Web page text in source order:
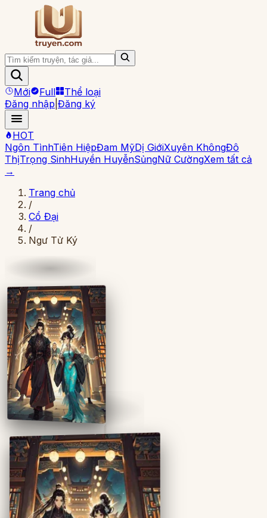
Mới Full
Thể loại
Đăng nhập Đăng ký
HOT
Ngôn TìnhTiên HiệpĐam MỹDị GiớiXuyên KhôngĐô
ThịTrọng SinhHuyền HuyễnSủngNữ CườngXem tất cả
→
Trang chủ
/
Cổ Đại
/
Ngư Tử Ký